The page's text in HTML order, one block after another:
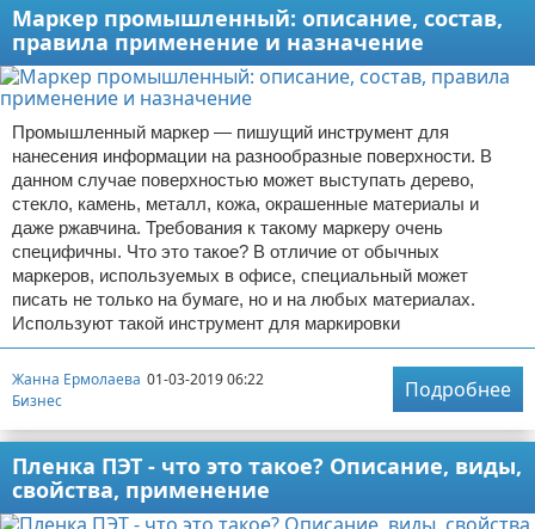
Маркер промышленный: описание, состав,
правила применение и назначение
Промышленный маркер — пишущий инструмент для
нанесения информации на разнообразные поверхности. В
данном случае поверхностью может выступать дерево,
стекло, камень, металл, кожа, окрашенные материалы и
даже ржавчина. Требования к такому маркеру очень
специфичны. Что это такое? В отличие от обычных
маркеров, используемых в офисе, специальный может
писать не только на бумаге, но и на любых материалах.
Используют такой инструмент для маркировки
Жанна Ермолаева 01-03-2019 06:22
Бизнес
Подробнее
Пленка ПЭТ - что это такое? Описание, виды,
свойства, применение